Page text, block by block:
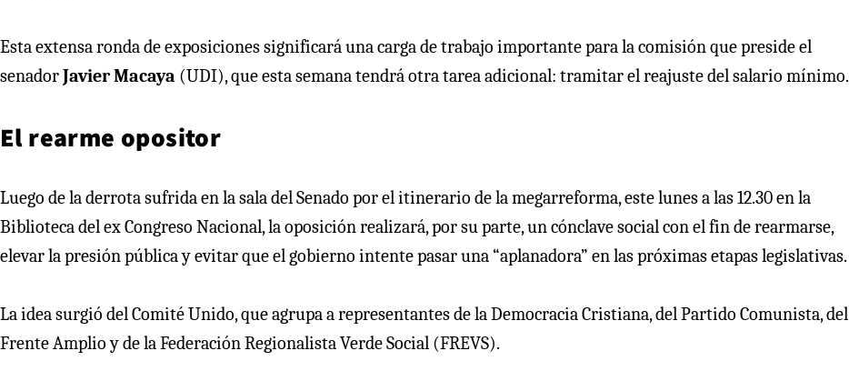
Esta extensa ronda de exposiciones significará una carga de trabajo importante para la comisión que preside el
senadorJavier Macaya (UDI), que esta semana tendrá otra tarea adicional: tramitar el reajuste del salario mínimo.
El rearme opositor
Luego de la derrota sufrida en la sala del Senado por el itinerario de la megarreforma, este lunes a las 12.30 en la
Biblioteca del ex Congreso Nacional, la oposición realizará, por su parte, un cónclave social con el fin de rearmarse,
elevar la presión pública y evitar que el gobierno intente pasar una “aplanadora” en las próximas etapas legislativas.
La idea surgió del Comité Unido, que agrupa a representantes de la Democracia Cristiana, del Partido Comunista, del
Frente Amplio y de la Federación Regionalista Verde Social (FREVS).